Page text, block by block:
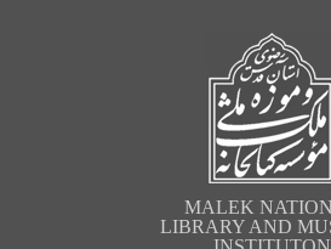
MALEK
LIBRARY AND